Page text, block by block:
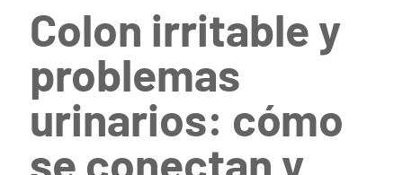
Colon irritable y
problemas
urinarios: cómo
se conectan y